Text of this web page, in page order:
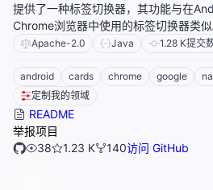
提供了一种标签切换器，其功能与在
Chrome浏览器中使用的标签切换器类似
Apache-2.0 Java 1.28 K提交
android cards chrome google
定制我的领域
README
举报项目
38
1.23 K 140访问 GitHub